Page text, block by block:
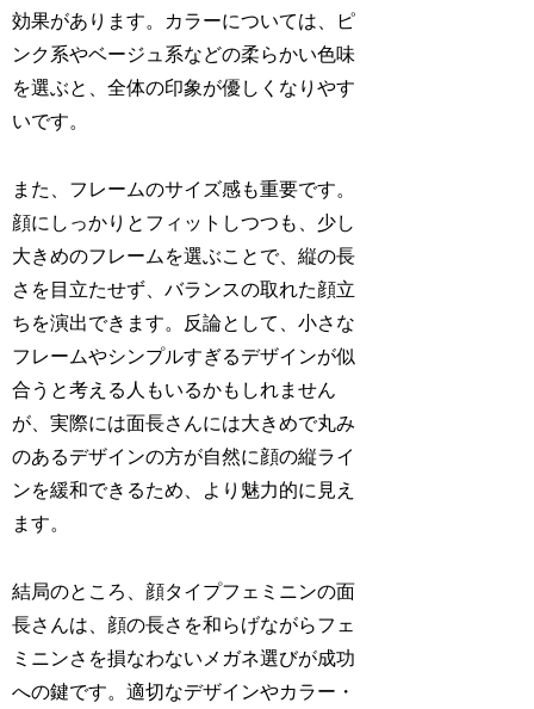
効果があります。カラーについては、ピ
ンク系やベージュ系などの柔らかい色味
を選ぶと、全体の印象が優しくなりやす
いです。
また、フレームのサイズ感も重要です。
顔にしっかりとフィットしつつも、少し
大きめのフレームを選ぶことで、縦の長
さを目立たせず、バランスの取れた顔立
ちを演出できます。反論として、小さな
フレームやシンプルすぎるデザインが似
合うと考える人もいるかもしれません
が、実際には面長さんには大きめで丸み
のあるデザインの方が自然に顔の縦ライ
ンを緩和できるため、より魅力的に見え
ます。
結局のところ、顔タイプフェミニンの面
長さんは、顔の長さを和らげながらフェ
ミニンさを損なわないメガネ選びが成功
への鍵です。適切なデザインやカラー・